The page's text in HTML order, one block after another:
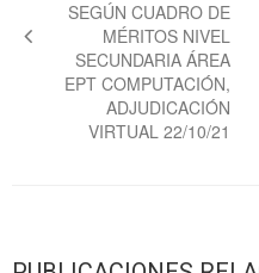
SEGÚN CUADRO DE
MÉRITOS NIVEL
SECUNDARIA ÁREA
EPT COMPUTACIÓN,
ADJUDICACIÓN
VIRTUAL 22/10/21